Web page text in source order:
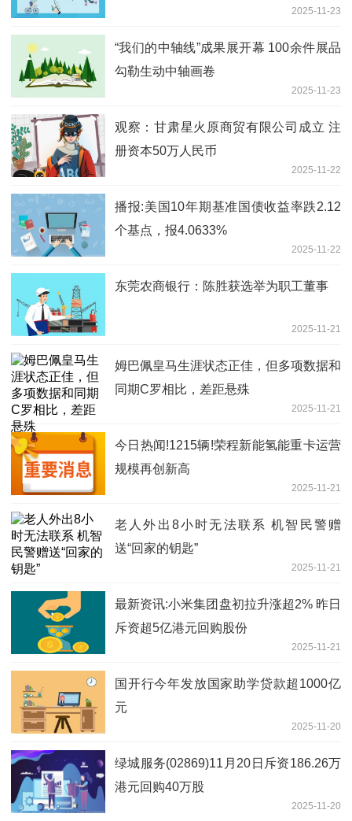
2025-11-23
“我们的中轴线”成果展开幕 100余件展品
勾勒生动中轴画卷
2025-11-23
观察：甘肃星火原商贸有限公司成立 注
册资本50万人民币
2025-11-22
播报:美国10年期基准国债收益率跌2.12
个基点，报4.0633%
2025-11-22
东莞农商银行：陈胜获选举为职工董事
2025-11-21
姆巴佩皇马生涯状态正佳，但多项数据和
同期C罗相比，差距悬殊
2025-11-21
今日热闻!1215辆!荣程新能氢能重卡运营
规模再创新高
2025-11-21
老人外出8小时无法联系 机智民警赠
送“回家的钥匙”
2025-11-21
最新资讯:小米集团盘初拉升涨超2% 昨日
斥资超5亿港元回购股份
2025-11-21
国开行今年发放国家助学贷款超1000亿
元
2025-11-20
绿城服务(02869)11月20日斥资186.26万
港元回购40万股
2025-11-20